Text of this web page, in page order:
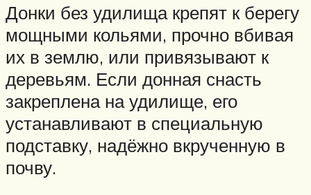
Донки без удилища крепят к берегу
мощными кольями, прочно вбивая
их в землю, или привязывают к
деревьям. Если донная снасть
закреплена на удилище, его
устанавливают в специальную
подставку, надёжно вкрученную в
почву.